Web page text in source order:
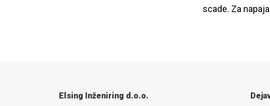
scade. Za
Elsing Inženiring d.o.o.